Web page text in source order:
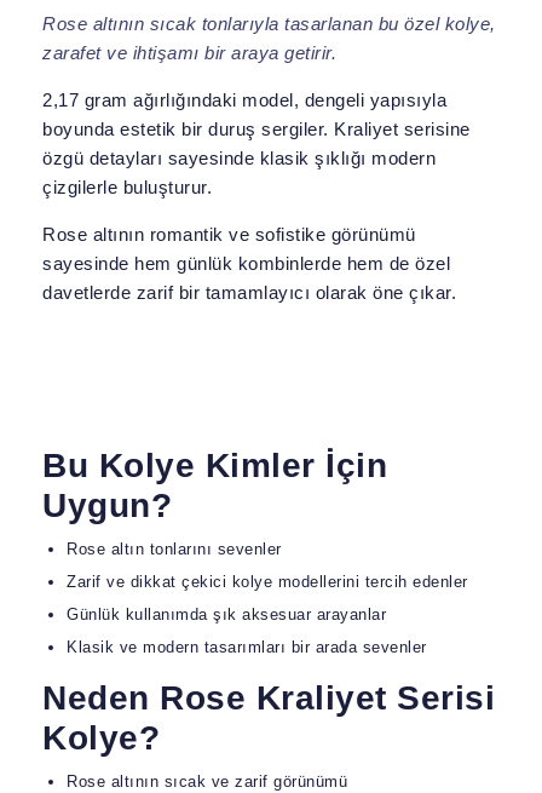
Rose altının sıcak tonlarıyla tasarlanan bu özel kolye,
zarafet ve ihtişamı bir araya getirir.
2,17 gram ağırlığındaki model, dengeli yapısıyla
boyunda estetik bir duruş sergiler. Kraliyet serisine
özgü detayları sayesinde klasik şıklığı modern
çizgilerle buluşturur.
Rose altının romantik ve sofistike görünümü
sayesinde hem günlük kombinlerde hem de özel
davetlerde zarif bir tamamlayıcı olarak öne çıkar.
Bu Kolye Kimler İçin
Uygun?
Rose altın tonlarını sevenler
Zarif ve dikkat çekici kolye modellerini tercih edenler
Günlük kullanımda şık aksesuar arayanlar
Klasik ve modern tasarımları bir arada sevenler
Neden Rose Kraliyet Serisi
Kolye?
Rose altının sıcak ve zarif görünümü